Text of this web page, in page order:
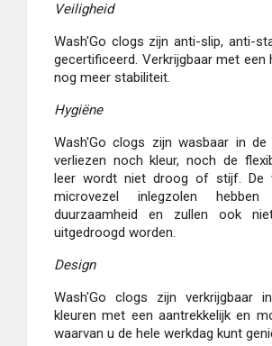
Veiligheid
Wash'Go clogs zijn anti-slip, anti-
gecertificeerd. Verkrijgbaar met een
nog meer stabiliteit.
Hygiëne
Wash'Go clogs zijn wasbaar in de
verliezen noch kleur, noch de
leer wordt niet droog of stijf. De
microvezel inlegzolen
duurzaamheid en zullen ook
uitgedroogd worden.
Design
Wash'Go clogs zijn verkrijgbaar
kleuren met een aantrekkelijk en
waarvan u de hele werkdag kunt